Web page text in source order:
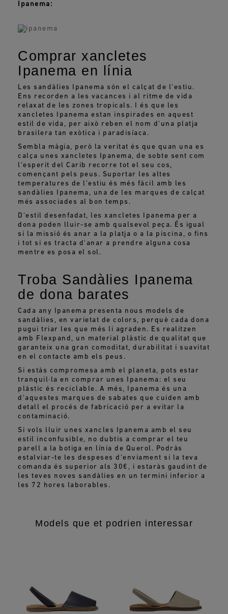
Ipanema:
Comprar xancletes
Ipanema en línia
Les sandàlies Ipanema són el calçat de l'estiu.
Ens recorden a les vacances i al ritme de vida
relaxat de les zones tropicals. I és que les
xancletes Ipanema estan inspirades en aquest
estil de vida, per això reben el nom d'una platja
brasilera tan exòtica i paradisíaca.
Sembla màgia, però la veritat és que quan una es
calça unes xancletes Ipanema, de sobte sent com
l'esperit del Carib recorre tot el seu cos,
començant pels peus. Suportar les altes
temperatures de l'estiu és més fàcil amb les
sandàlies Ipanema, una de les marques de calçat
més associades al bon temps.
D'estil desenfadat, les xancletes Ipanema per a
dona poden lluir-se amb qualsevol peça. És igual
si la missió és anar a la platja o a la piscina, o fins
i tot si es tracta d'anar a prendre alguna cosa
mentre es posa el sol.
Troba Sandàlies Ipanema
de dona barates
Cada any Ipanema presenta nous models de
sandàlies, en varietat de colors, perquè cada dona
pugui triar les que més li agraden. Es realitzen
amb Flexpand, un material plàstic de qualitat que
garanteix una gran comoditat, durabilitat i suavitat
en el contacte amb els peus.
Si estàs compromesa amb el planeta, pots estar
tranquil·la en comprar unes Ipanema: el seu
plàstic és reciclable. A més, Ipanema és una
d'aquestes marques de sabates que cuiden amb
detall el procés de fabricació per a evitar la
contaminació.
Si vols lluir unes xancles Ipanema amb el seu
estil inconfusible, no dubtis a comprar el teu
parell a la botiga en línia de Querol. Podràs
estalviar-te les despeses d'enviament si la teva
comanda és superior als 30€, i estaràs gaudint de
les teves noves sandàlies en un termini inferior a
les 72 hores laborables.
Models que et podrien interessar